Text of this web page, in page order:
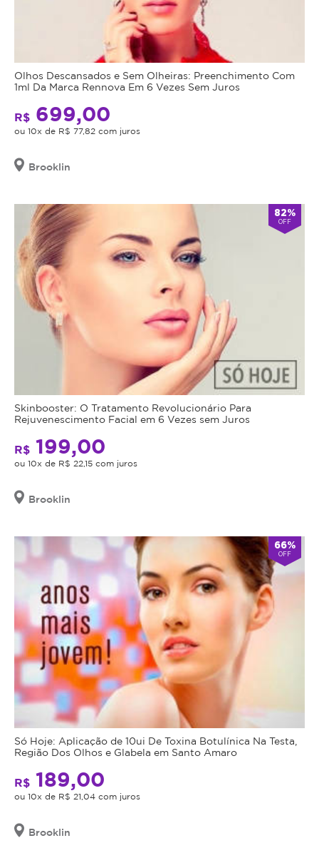
Olhos Descansados e Sem Olheiras: Preenchimento Com
1ml Da Marca Rennova Em 6 Vezes Sem Juros
R$ 699,00
ou 10x de R$ 77,82 com juros
Brooklin
82%
OFF
Skinbooster: O Tratamento Revolucionário Para
Rejuvenescimento Facial em 6 Vezes sem Juros
R$ 199,00
ou 10x de R$ 22,15 com juros
Brooklin
66%
OFF
Só Hoje: Aplicação de 10ui De Toxina Botulínica Na Testa,
Região Dos Olhos e Glabela em Santo Amaro
R$ 189,00
ou 10x de R$ 21,04 com juros
Brooklin